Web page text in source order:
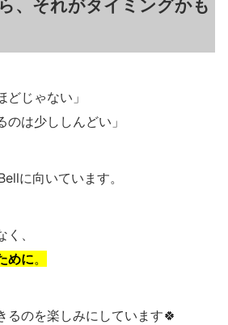
、それがタイミングかも
どじゃない」
のは少ししんどい」
に向いています。
、
めに。
るのを楽しみにしています🍀